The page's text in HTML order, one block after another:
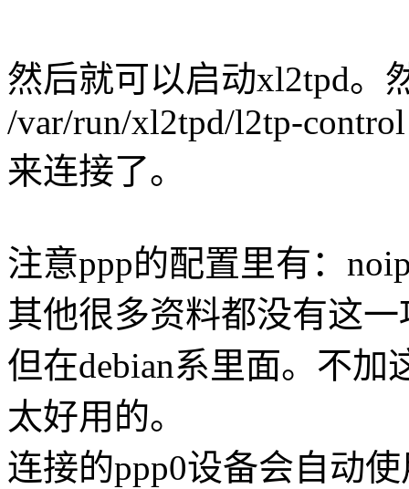
然后就可以启动xl2tpd。
/var/run/xl2tpd/l2tp-control
来连接了。
注意ppp的配置里有：
其他很多资料都没有这
但在debian系里面。不
太好用的。
连接的ppp0设备会自动